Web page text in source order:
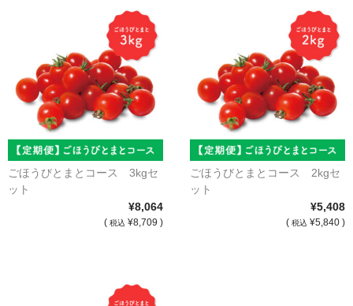
ごほうびとまとコース 3kgセ
ット
¥8,064
( 税込 ¥8,709 )
ごほうびとまとコース 2kgセ
ット
¥5,408
( 税込 ¥5,840 )